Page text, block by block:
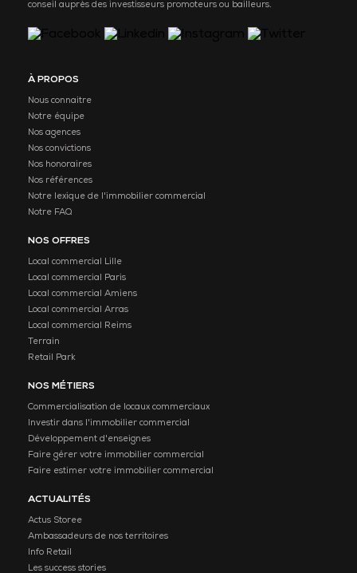
conseil auprès des investisseurs promoteurs ou bailleurs.
À PROPOS
Nous connaitre
Notre équipe
Nos agences
Nos convictions
Nos honoraires
Nos références
Notre lexique de l'immobilier commercial
Notre FAQ
NOS OFFRES
Local commercial Lille
Local commercial Paris
Local commercial Amiens
Local commercial Arras
Local commercial Reims
Terrain
Retail Park
NOS MÉTIERS
Commercialisation de locaux commerciaux
Investir dans l'immobilier commercial
Développement d'enseignes
Faire gérer votre immobilier commercial
Faire estimer votre immobilier commercial
ACTUALITÉS
Actus Storee
Ambassadeurs de nos territoires
Info Retail
Les success stories